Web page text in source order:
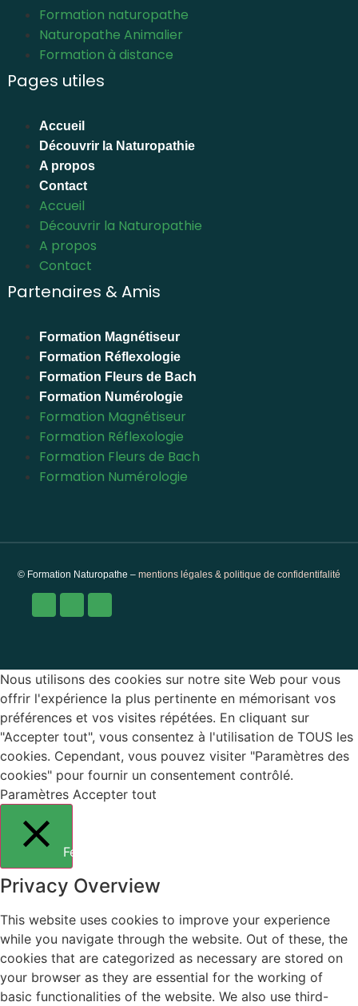
Formation naturopathe
Naturopathe Animalier
Formation à distance
Pages utiles
Accueil
Découvrir la Naturopathie
A propos
Contact
Accueil
Découvrir la Naturopathie
A propos
Contact
Partenaires & Amis
Formation Magnétiseur
Formation Réflexologie
Formation Fleurs de Bach
Formation Numérologie
Formation Magnétiseur
Formation Réflexologie
Formation Fleurs de Bach
Formation Numérologie
© Formation Naturopathe – mentions légales & politique de confidentifalité
Nous utilisons des cookies sur notre site Web pour vous
offrir l'expérience la plus pertinente en mémorisant vos
préférences et vos visites répétées. En cliquant sur
"Accepter tout", vous consentez à l'utilisation de TOUS les
cookies. Cependant, vous pouvez visiter "Paramètres des
cookies" pour fournir un consentement contrôlé.
Paramètres Accepter tout
Fermer
Privacy Overview
This website uses cookies to improve your experience
while you navigate through the website. Out of these, the
cookies that are categorized as necessary are stored on
your browser as they are essential for the working of
basic functionalities of the website. We also use third-